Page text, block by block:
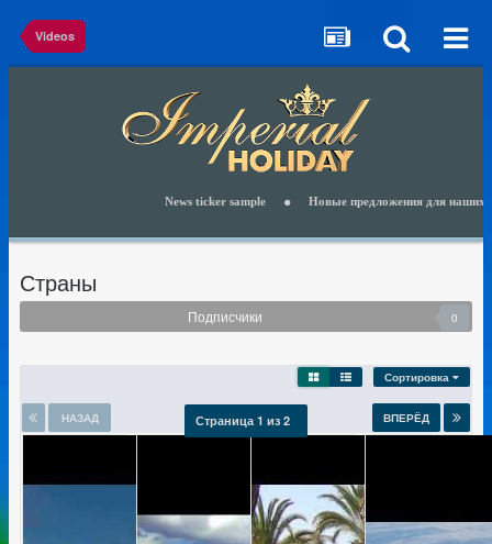
Videos
News ticker sample Новые предложения для наших клиентов
Страны
Подписчики 0
Сортировка
НАЗАД ВПЕРЁД
Страница 1 из 2